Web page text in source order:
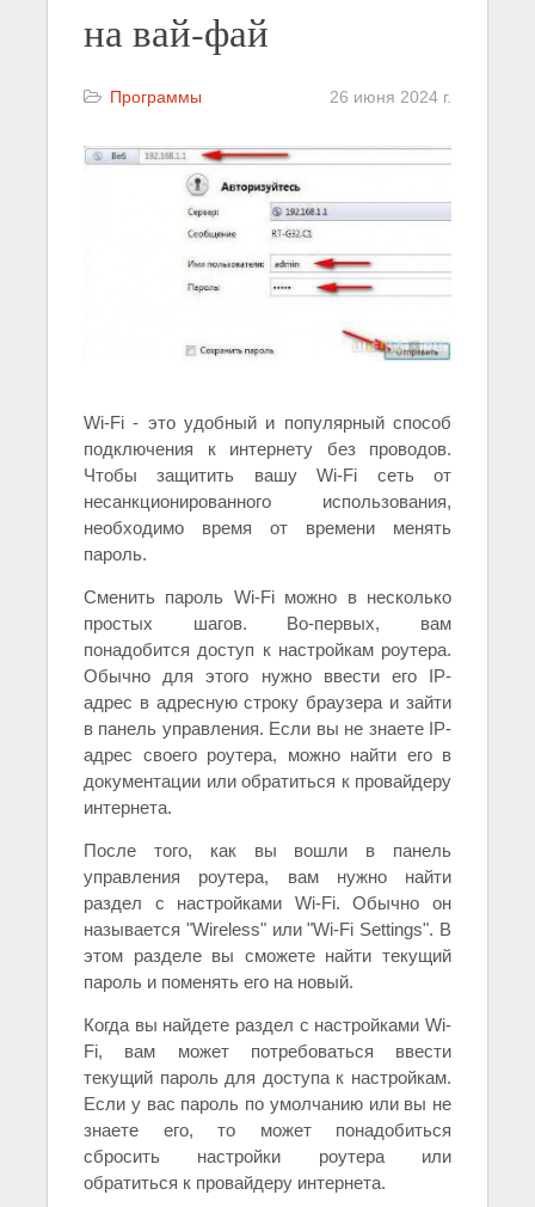
на вай-фай
Программы 26 июня 2024 г.
Wi-Fi - это удобный и популярный способ
подключения к интернету без проводов.
Чтобы защитить вашу Wi-Fi сеть от
несанкционированного использования,
необходимо время от времени менять
пароль.
Сменить пароль Wi-Fi можно в несколько
простых шагов. Во-первых, вам
понадобится доступ к настройкам роутера.
Обычно для этого нужно ввести его IP-
адрес в адресную строку браузера и зайти
в панель управления. Если вы не знаете IP-
адрес своего роутера, можно найти его в
документации или обратиться к провайдеру
интернета.
После того, как вы вошли в панель
управления роутера, вам нужно найти
раздел с настройками Wi-Fi. Обычно он
называется "Wireless" или "Wi-Fi Settings". В
этом разделе вы сможете найти текущий
пароль и поменять его на новый.
Когда вы найдете раздел с настройками Wi-
Fi, вам может потребоваться ввести
текущий пароль для доступа к настройкам.
Если у вас пароль по умолчанию или вы не
знаете его, то может понадобиться
сбросить настройки роутера или
обратиться к провайдеру интернета.